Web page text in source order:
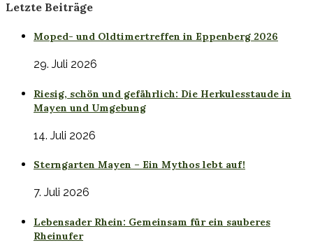
Letzte Beiträge
Moped- und Oldtimertreffen in Eppenberg 2026
29. Juli 2026
Riesig, schön und gefährlich: Die Herkulesstaude in
Mayen und Umgebung
14. Juli 2026
Sterngarten Mayen – Ein Mythos lebt auf!
7. Juli 2026
Lebensader Rhein: Gemeinsam für ein sauberes
Rheinufer